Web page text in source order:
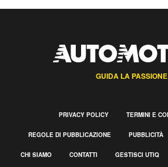
GUIDA LA PASSIONE
PRIVACY POLICY TERMINI E
REGOLE DI PUBBLICAZIONE PUBBLICITÀ
CHI SIAMO CONTATTI GESTISCI UTIQ